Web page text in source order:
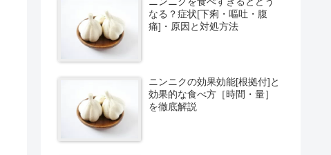
なる？症状[下痢・嘔吐・腹
痛]・原因と対処方法
ニンニクの効果効能[根拠付]と
効果的な食べ方［時間・量］
を徹底解説